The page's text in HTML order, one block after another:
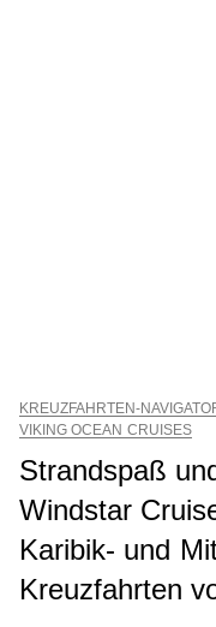
KREUZFAHRTEN-
VIKING OCEAN CRUISES
Strandspaß
Windstar
Karibik- und
Kreuzfahrten